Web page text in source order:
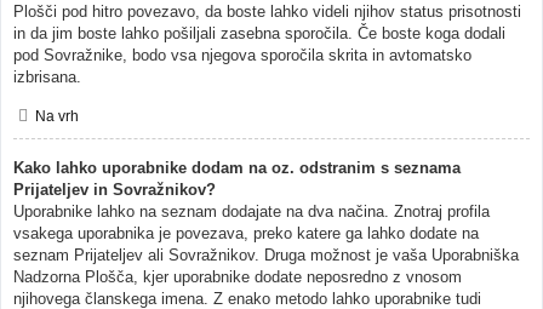
Plošči pod hitro povezavo, da boste lahko videli njihov status prisotnosti
in da jim boste lahko pošiljali zasebna sporočila. Če boste koga dodali
pod Sovražnike, bodo vsa njegova sporočila skrita in avtomatsko
izbrisana.
Na vrh
Kako lahko uporabnike dodam na oz. odstranim s seznama
Prijateljev in Sovražnikov?
Uporabnike lahko na seznam dodajate na dva načina. Znotraj profila
vsakega uporabnika je povezava, preko katere ga lahko dodate na
seznam Prijateljev ali Sovražnikov. Druga možnost je vaša Uporabniška
Nadzorna Plošča, kjer uporabnike dodate neposredno z vnosom
njihovega članskega imena. Z enako metodo lahko uporabnike tudi